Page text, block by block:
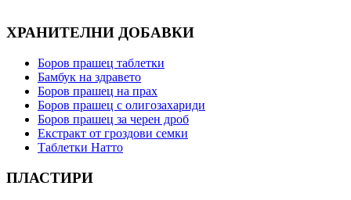
ХРАНИТЕЛНИ ДОБАВКИ
Боров прашец таблетки
Бамбук на здравето
Боров прашец на прах
Боров прашец с олигозахариди
Боров прашец за черен дроб
Екстракт от гроздови семки
Таблетки Натто
ПЛАСТИРИ